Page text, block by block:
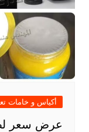
أكياس و خامات
عرض سعر